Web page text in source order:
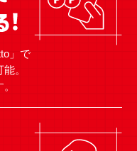
」で
。